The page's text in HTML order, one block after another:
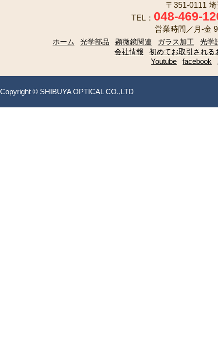
〒351-0111
TEL： 048-469-
営業時間／月-金
ホーム
光学部品 顕微鏡関連 ガラス加工
光学
会社情報
初めてお取引される
Youtube
facebook
Copyright © SHIBUYA OPTICAL CO.,LTD